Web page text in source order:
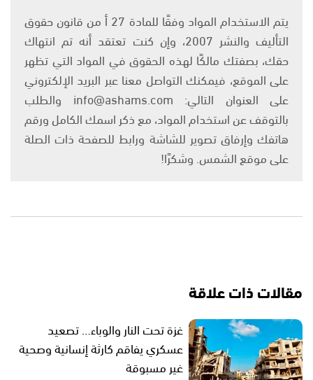
يتم الاستخدام المواد وفقًا للمادة 27 أ من قانون حقوق
التأليف والنشر 2007، وإن كنت تعتقد أنه تم انتهاك
حقك، بصفتك مالكًا لهذه الحقوق في المواد التي تظهر
على الموقع، فيمكنك التواصل معنا عبر البريد الإلكتروني
على العنوان التالي: info@ashams.com والطلب
بالتوقف عن استخدام المواد، مع ذكر اسمك الكامل ورقم
هاتفك وإرفاق تصوير للشاشة ورابط للصفحة ذات الصلة
على موقع الشمس. وشكرًا!
مقالات ذات علاقة
غزة تحت النار والوباء… تصعيد
عسكري يفاقم كارثة إنسانية وصحية
غير مسبوقة